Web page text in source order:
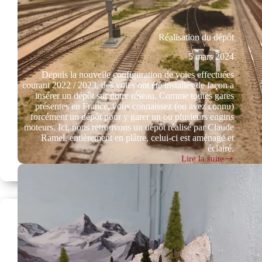
Réalisation du dépôt
5 mars 2024
Depuis la nouvelle configuration de voies effectuées
courant 2022 / 2023, des voies ont été installés de façon a
insérer un dépôt sur notre réseau. Comme toutes gares
présentes en France, vous connaissez (ou avez connu)
forcément un dépôt pour y garer un ou plusieurs engins
moteurs. Ici, nous retrouvons un dépôt réalisé par Claude
Ramel, entièrement en plâtre, celui-ci est aménagé et
éclairé.
Lire la suite
Réalisation